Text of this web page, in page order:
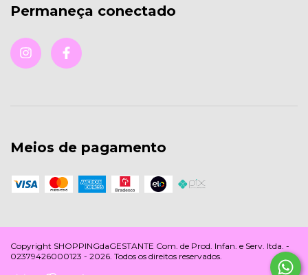
Permaneça conectado
Meios de pagamento
Copyright SHOPPINGdaGESTANTE Com. de Prod. Infan. e Serv. ltda. -
02379426000123 - 2026. Todos os direitos reservados.